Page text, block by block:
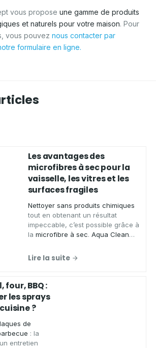
vous propose une gamme de produits
et naturels pour votre maison. Pour
vous pouvez nous contacter par
formulaire en ligne.
Les avantages des
microfibres à sec pour la
vaisselle, les vitres et les
surfaces fragiles
Nettoyer sans produits chimiques
tout en obtenant un résultat
impeccable, c’est possible grâce à
la microfibre à sec. Aqua Clean
zéro déchet, vous présente ses
chiffons microfibres de qualité
etnettoyer
surfaces
Lire la suite
four, BBQ :
les sprays
?
de
: la
entretien